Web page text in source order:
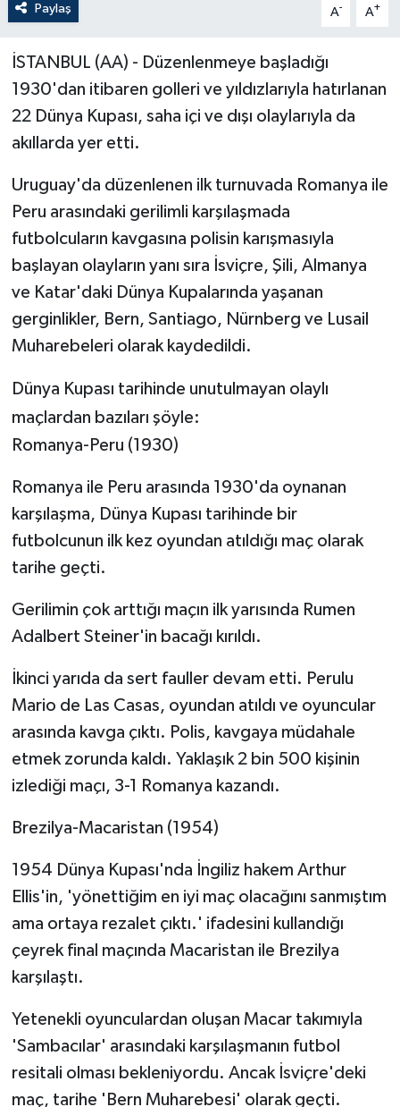
Paylaş A- A+
İSTANBUL (AA) - Düzenlenmeye başladığı
1930'dan itibaren golleri ve yıldızlarıyla hatırlanan
22 Dünya Kupası, saha içi ve dışı olaylarıyla da
akıllarda yer etti.
Uruguay'da düzenlenen ilk turnuvada Romanya ile
Peru arasındaki gerilimli karşılaşmada
futbolcuların kavgasına polisin karışmasıyla
başlayan olayların yanı sıra İsviçre, Şili, Almanya
ve Katar'daki Dünya Kupalarında yaşanan
gerginlikler, Bern, Santiago, Nürnberg ve Lusail
Muharebeleri olarak kaydedildi.
Dünya Kupası tarihinde unutulmayan olaylı
maçlardan bazıları şöyle:
Romanya-Peru (1930)
Romanya ile Peru arasında 1930'da oynanan
karşılaşma, Dünya Kupası tarihinde bir
futbolcunun ilk kez oyundan atıldığı maç olarak
tarihe geçti.
Gerilimin çok arttığı maçın ilk yarısında Rumen
Adalbert Steiner'in bacağı kırıldı.
İkinci yarıda da sert fauller devam etti. Perulu
Mario de Las Casas, oyundan atıldı ve oyuncular
arasında kavga çıktı. Polis, kavgaya müdahale
etmek zorunda kaldı. Yaklaşık 2 bin 500 kişinin
izlediği maçı, 3-1 Romanya kazandı.
Brezilya-Macaristan (1954)
1954 Dünya Kupası'nda İngiliz hakem Arthur
Ellis'in, 'yönettiğim en iyi maç olacağını sanmıştım
ama ortaya rezalet çıktı.' ifadesini kullandığı
çeyrek final maçında Macaristan ile Brezilya
karşılaştı.
Yetenekli oyunculardan oluşan Macar takımıyla
'Sambacılar' arasındaki karşılaşmanın futbol
resitali olması bekleniyordu. Ancak İsviçre'deki
maç, tarihe 'Bern Muharebesi' olarak geçti.